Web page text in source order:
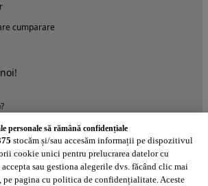
cumparare
personale să rămână confidențiale
stocăm și/sau accesăm informații pe dispozitivul
cookie unici pentru prelucrarea datelor cu
sau gestiona alegerile dvs. făcând clic mai
pe pagina cu politica de confidențialitate. Aceste